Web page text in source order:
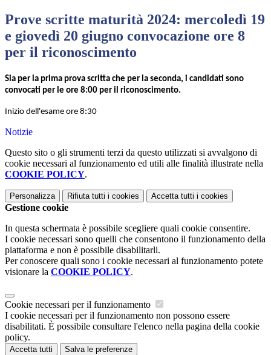
Prove scritte maturità 2024: mercoledì 19
e giovedì 20 giugno convocazione ore 8
per il riconoscimento
Sia per la prima prova scritta che per la seconda, i candidati sono
convocati per le ore 8:00 per il riconoscimento.
Inizio dell'esame ore 8:30
Notizie
Questo sito o gli strumenti terzi da questo utilizzati si avvalgono di
cookie necessari al funzionamento ed utili alle finalità illustrate nella
COOKIE POLICY.
Personalizza Rifiuta tutti i cookies Accetta tutti i cookies
Gestione cookie
In questa schermata è possibile scegliere quali cookie consentire.
I cookie necessari sono quelli che consentono il funzionamento della
piattaforma e non è possibile disabilitarli.
Per conoscere quali sono i cookie necessari al funzionamento potete
visionare la COOKIE POLICY.
Cookie necessari per il funzionamento
I cookie necessari per il funzionamento non possono essere
disabilitati. È possibile consultare l'elenco nella pagina della cookie
policy.
Accetta tutti Salva le preferenze